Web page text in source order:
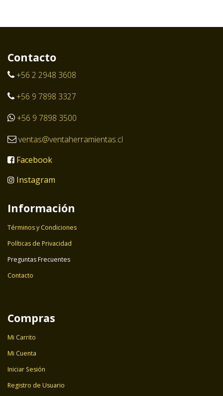
Contacto
+56 2 2948 3608
+56 9 7898 3327
+56 9 7898 3500
ventas@ventaherramientas.cl
Facebook
Instagram
Información
Términos y Condiciones
Políticas de Privacidad
Preguntas Frecuentes
Contacto
Compras
Mi Carrito
Mi Cuenta
Iniciar Sesión
Registro de Usuario